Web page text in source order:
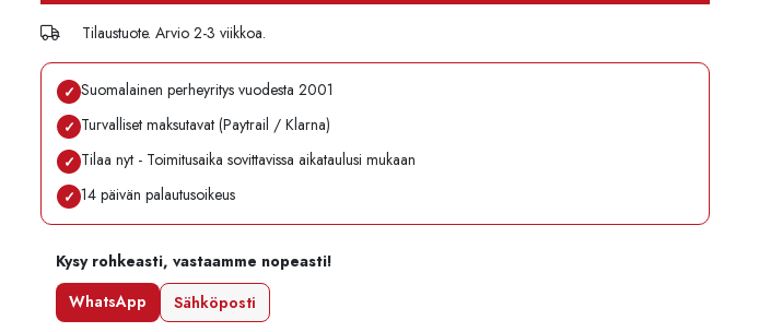
Tilaustuote. Arvio 2-3 viikkoa.
✓ Suomalainen perheyritys vuodesta 2001
✓ Turvalliset maksutavat (Paytrail / Klarna)
✓ Tilaa nyt - Toimitusaika sovittavissa aikataulusi mukaan
✓ 14 päivän palautusoikeus
Kysy rohkeasti, vastaamme nopeasti!
WhatsApp
Sähköposti